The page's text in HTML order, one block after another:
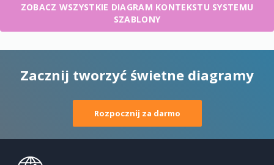
ZOBACZ WSZYSTKIE DIAGRAM KONTEKSTU SYSTEMU
SZABLONY
Zacznij tworzyć świetne diagramy
Rozpocznij za darmo